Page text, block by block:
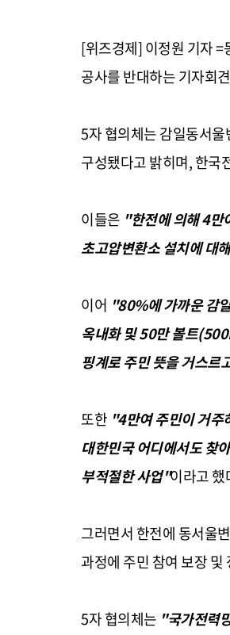
[위즈경제] 이정원 기자
공사를 반대하는 기자회
5자 협의체는 감일동서
구성됐다고 밝히며, 한국
이들은 "한전에 의해 4만
초고압변환소 설치에 대
이어 "80%에 가까운 감
옥내화 및 50만 볼트
핑계로 주민 뜻을 거스르
또한 "4만여 주민이 거주
대한민국 어디에서도 찾
부적절한 사업"이라고 했
그러면서 한전에 동서울
과정에 주민 참여 보장 및
5자 협의체는 "국가전력